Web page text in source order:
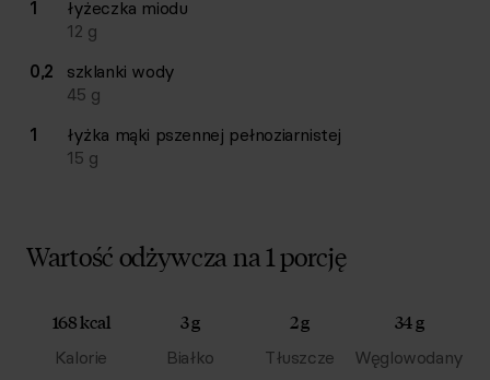
1
łyżeczka miodu
12 g
0,2
szklanki wody
45 g
1
łyżka mąki pszennej pełnoziarnistej
15 g
Wartość odżywcza na 1 porcję
168 kcal
Kalorie
3 g
Białko
2 g
Tłuszcze
34 g
Węglowodany